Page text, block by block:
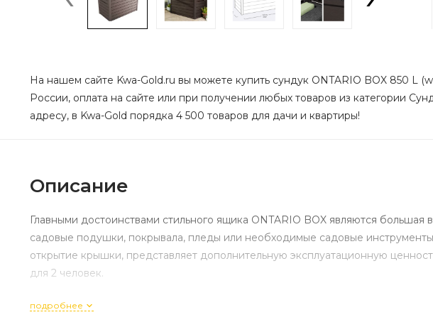
На нашем сайте Kwa-Gold.ru вы можете купить сундук ONTARIO BOX 850 L
России, оплата на сайте или при получении любых товаров из категории
адресу, в Kwa-Gold порядка 4 500 товаров для дачи и квартиры!
Описание
Главными достоинствами стильного ящика ONTARIO BOX являются
садовые подушки, покрывала, пледы или необходимые садовые
открытие крышки, представляет дополнительную эксплуатационную
для 2 человек.
подробнее